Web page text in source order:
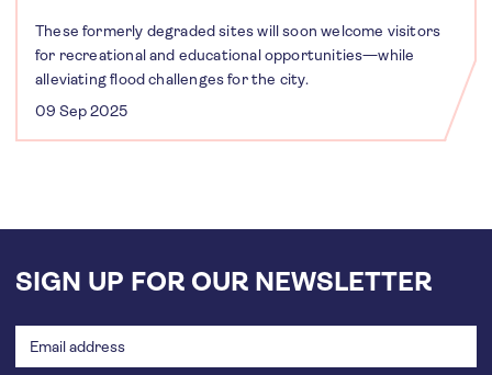
These formerly degraded sites will soon welcome visitors
for recreational and educational opportunities—while
alleviating flood challenges for the city.
09 Sep 2025
SIGN UP FOR OUR NEWSLETTER
address